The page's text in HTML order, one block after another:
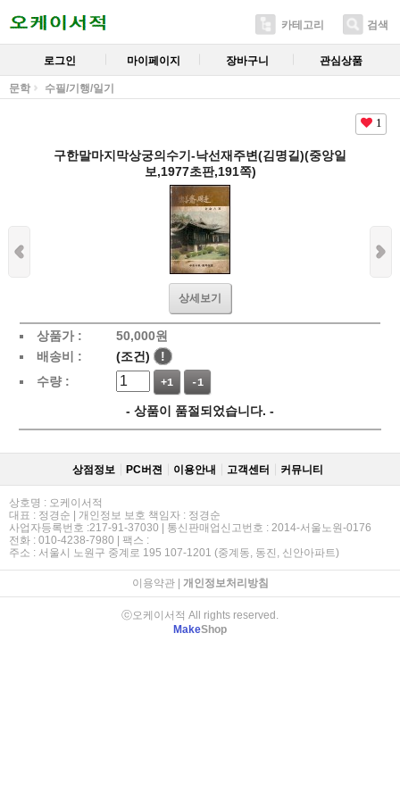
카테고리 검색
로그인 마이페이지 장바구니 관심상품
문학 수필/기행/일기
1
구한말마지막상궁의수기-낙선재주변(김명길)(중앙일
보,1977초판,191쪽)
상세보기
상품가 : 50,000원
배송비 :
(조건)
!
수량 :
+1 -1
- 상품이 품절되었습니다. -
상점정보 PC버젼 이용안내 고객센터 커뮤니티
상호명 : 오케이서적
대표 : 정경순 | 개인정보 보호 책임자 : 정경순
사업자등록번호 :217-91-37030 | 통신판매업신고번호 : 2014-서울노원-0176
전화 : 010-4238-7980 | 팩스 :
주소 : 서울시 노원구 중계로 195 107-1201 (중계동, 동진, 신안아파트)
이용약관| 개인정보처리방침
ⓒ오케이서적 All rights reserved.
MakeShop